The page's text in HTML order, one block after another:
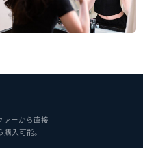
ァーから直接
入可能。